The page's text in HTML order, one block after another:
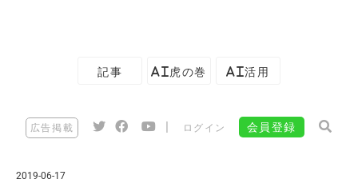
記事 AI虎の巻 AI活用
広告掲載 ログイン 会員登録
2019-06-17